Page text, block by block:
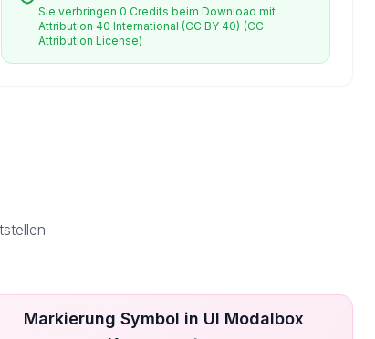
Sie verbringen 0 Credits beim Download mit
Attribution 40 International (CC BY 40) (CC
Attribution License)
Markierung Symbol in UI Modalbox